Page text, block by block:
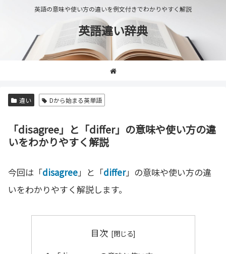
英語の意味や使い方の違いを例文付きでわかりやすく解説
英語違い辞典
違い Dから始まる英単語
「disagree」と「differ」の意味や使い方の違
いをわかりやすく解説
今回は「disagree」と「differ」の意味や使い方の違
いをわかりやすく解説します。
目次